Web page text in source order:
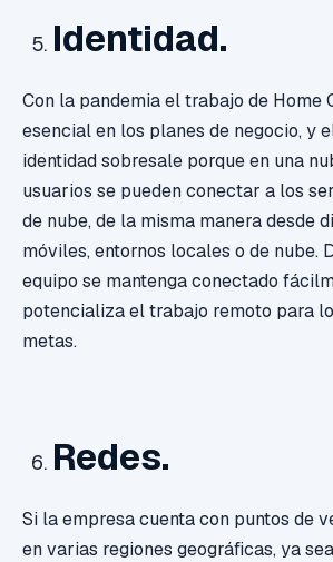
Identidad.
Con la pandemia el trabajo de Home
esencial en los planes de negocio, y
identidad sobresale porque en una
usuarios se pueden conectar a los
de nube, de la misma manera desde
móviles, entornos locales o de nube.
equipo se mantenga conectado
potencializa el trabajo remoto para
metas.
Redes.
Si la empresa cuenta con puntos de
en varias regiones geográficas, ya